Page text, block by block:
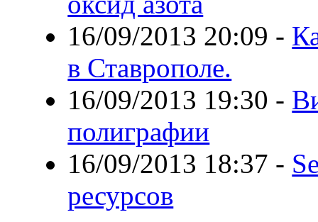
16/09/2013 20:09 -
в Ставрополе.
16/09/2013 19:30 -
полиграфии
16/09/2013 18:37 -
ресурсов